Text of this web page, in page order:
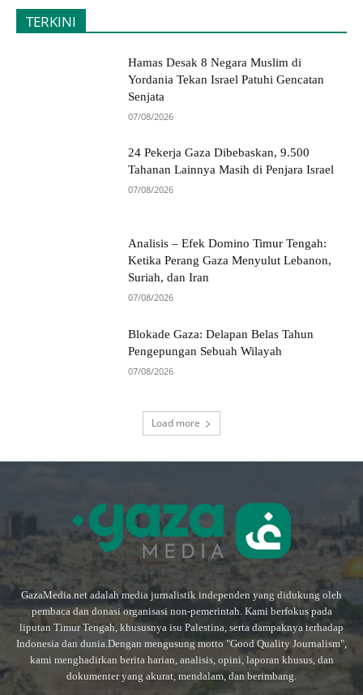
TERKINI
Hamas Desak 8 Negara Muslim di
Yordania Tekan Israel Patuhi Gencatan
Senjata
07/08/2026
24 Pekerja Gaza Dibebaskan, 9.500
Tahanan Lainnya Masih di Penjara Israel
07/08/2026
Analisis – Efek Domino Timur Tengah:
Ketika Perang Gaza Menyulut Lebanon,
Suriah, dan Iran
07/08/2026
Blokade Gaza: Delapan Belas Tahun
Pengepungan Sebuah Wilayah
07/08/2026
Load more
GazaMedia.net adalah media jurnalistik independen yang didukung oleh
pembaca dan donasi organisasi non-pemerintah. Kami berfokus pada
liputan Timur Tengah, khususnya isu Palestina, serta dampaknya terhadap
Indonesia dan dunia.Dengan mengusung motto "Good Quality Journalism",
kami menghadirkan berita harian, analisis, opini, laporan khusus, dan
dokumenter yang akurat, mendalam, dan berimbang.